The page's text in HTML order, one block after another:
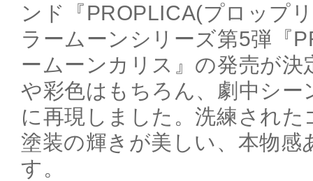
ンド『PROPLICA(プロップ
ラームーンシリーズ第5弾『
ームーンカリス』の発売が決
や彩色はもちろん、劇中シ
に再現しました。洗練され
塗装の輝きが美しい、本物感
す。